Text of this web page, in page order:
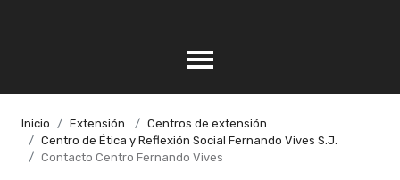
Inicio Extensión
Centros de extensión
Centro de Ética y Reflexión Social Fernando Vives S.J.
Contacto Centro Fernando Vives